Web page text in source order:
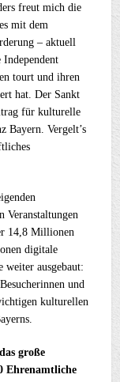
freut mich die
mit dem
– aktuell
Independent
tourt und ihren
hat. Der Sankt
für kulturelle
Bayern. Vergelt’s
Veranstaltungen
14,8 Millionen
digitale
weiter ausgebaut:
und
kulturellen
große
Ehrenamtliche